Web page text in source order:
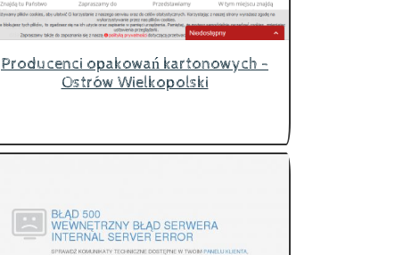
Producenci opakowań kartonowych -
Ostrów Wielkopolski